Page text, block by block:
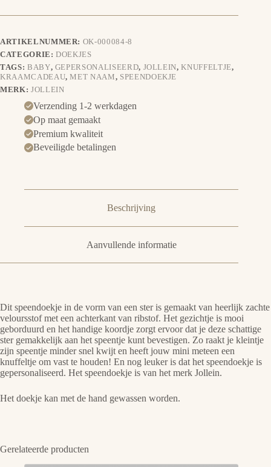
Roze
ARTIKELNUMMER: OK-000084-8
CATEGORIE:DOEKJES
TAGS: BABY, GEPERSONALISEERD, JOLLEIN,KNUFFELTJE,
KRAAMCADEAU,MET NAAM, SPEENDOEKJE
MERK: JOLLEIN
Verzending 1-2 werkdagen
Op maat gemaakt
Premium kwaliteit
Beveiligde betalingen
Beschrijving
Aanvullende informatie
Dit speendoekje in de vorm van een ster is gemaakt van heerlijk zachte
veloursstof met een achterkant van ribstof. Het gezichtje is mooi
geborduurd en het handige koordje zorgt ervoor dat je deze schattige
ster gemakkelijk aan het speentje kunt bevestigen. Zo raakt je kleintje
zijn speentje minder snel kwijt en heeft jouw mini meteen een
knuffeltje om vast te houden! En nog leuker is dat het speendoekje is
gepersonaliseerd. Het speendoekje is van het merk Jollein.
Het doekje kan met de hand gewassen worden.
Gerelateerde producten